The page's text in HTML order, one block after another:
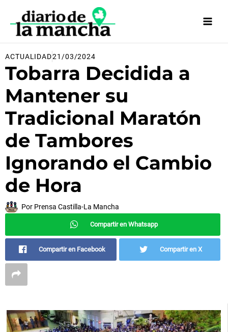
contenido
ACTUALIDAD21/03/2024
Tobarra Decidida a
Mantener su
Tradicional Maratón
de Tambores
Ignorando el Cambio
de Hora
Por Prensa Castilla-La Mancha
Compartir en Whatsapp
Compartir en Facebook Compartir en X